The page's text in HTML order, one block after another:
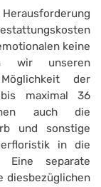
keine
wir unseren
der
maximal 36
auch die
und sonstige
in die
Eine separate
diesbezüglichen